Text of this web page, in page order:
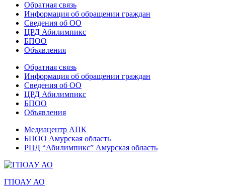
Обратная связь
Информация об обращении граждан
Сведения об ОО
ЦРД Абилимпикс
БПОО
Объявления
Обратная связь
Информация об обращении граждан
Сведения об ОО
ЦРД Абилимпикс
БПОО
Объявления
Медиацентр АПК
БПОО Амурская область
РЦД “Абилимпикс” Амурская область
ГПОАУ АО